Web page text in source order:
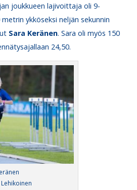
joukkueen lajivoittaja oli 9-
ykköseksi neljän sekunnin
Sara Keränen. Sara oli myös 150
24,50.